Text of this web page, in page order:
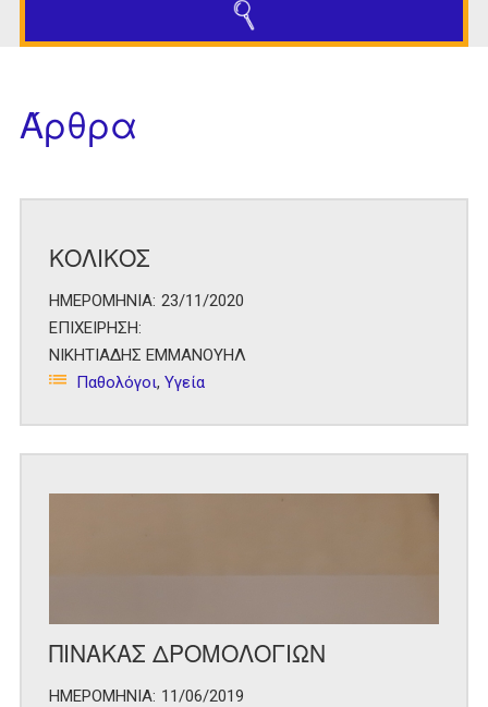
Άρθρα
ΚΟΛΙΚΟΣ
ΗΜΕΡΟΜΗΝΙΑ: 23/11/2020
ΕΠΙΧΕΙΡΗΣΗ:
ΝΙΚΗΤΙΑΔΗΣ ΕΜΜΑΝΟΥΗΛ
Παθολόγοι, Υγεία
ΠΙΝΑΚΑΣ ΔΡΟΜΟΛΟΓΙΩΝ
ΗΜΕΡΟΜΗΝΙΑ: 11/06/2019